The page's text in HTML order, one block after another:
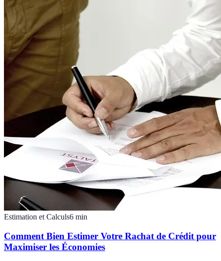
Estimation et Calculs6 min
Comment Bien Estimer Votre Rachat de Crédit pour
Maximiser les Économies